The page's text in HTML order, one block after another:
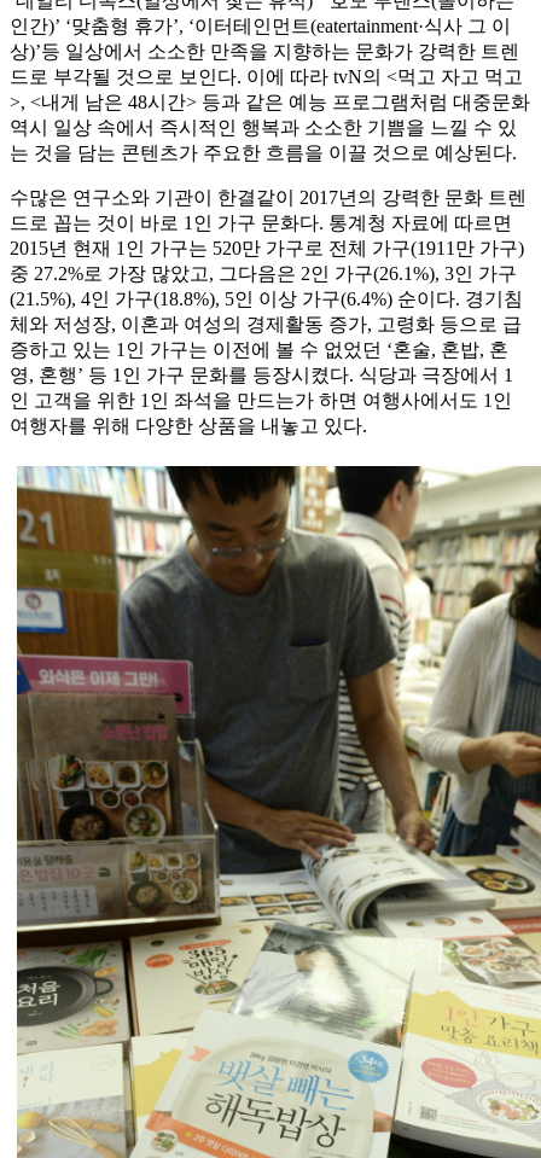
인간)’ ‘맞춤형 휴가’, ‘이터테인먼트(eatertainment·식사 그 이
상)’등 일상에서 소소한 만족을 지향하는 문화가 강력한 트렌
드로 부각될 것으로 보인다. 이에 따라 tvN의 <먹고 자고 먹고
>, <내게 남은 48시간> 등과 같은 예능 프로그램처럼 대중문화
역시 일상 속에서 즉시적인 행복과 소소한 기쁨을 느낄 수 있
는 것을 담는 콘텐츠가 주요한 흐름을 이끌 것으로 예상된다.
수많은 연구소와 기관이 한결같이 2017년의 강력한 문화 트렌
드로 꼽는 것이 바로 1인 가구 문화다. 통계청 자료에 따르면
2015년 현재 1인 가구는 520만 가구로 전체 가구(1911만 가구)
중 27.2%로 가장 많았고, 그다음은 2인 가구(26.1%), 3인 가구
(21.5%), 4인 가구(18.8%), 5인 이상 가구(6.4%) 순이다. 경기침
체와 저성장, 이혼과 여성의 경제활동 증가, 고령화 등으로 급
증하고 있는 1인 가구는 이전에 볼 수 없었던 ‘혼술, 혼밥, 혼
영, 혼행’ 등 1인 가구 문화를 등장시켰다. 식당과 극장에서 1
인 고객을 위한 1인 좌석을 만드는가 하면 여행사에서도 1인
여행자를 위해 다양한 상품을 내놓고 있다.